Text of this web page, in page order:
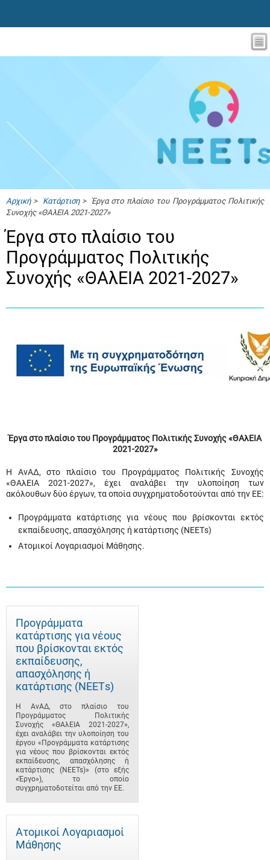
Αρχική> Κατάρτιση> Έργα στο πλαίσιο του Προγράμματος Πολιτικής
Συνοχής «ΘΑλΕΙΑ 2021-2027»
Έργα στο πλαίσιο του
Προγράμματος Πολιτικής
Συνοχής «ΘΑλΕΙΑ 2021-2027»
Έργα στο πλαίσιο του Προγράμματος Πολιτικής Συνοχής «ΘΑλΕΙΑ
2021-2027»
Η ΑνΑΔ, στο πλαίσιο του Προγράμματος Πολιτικής Συνοχής
«ΘΑλΕΙΑ 2021-2027», έχει αναλάβει την υλοποίηση των
ακόλουθων δύο έργων, τα οποία συγχρηματοδοτούνται από την ΕΕ:
Προγράμματα κατάρτισης για νέους που βρίσκονται εκτός
εκπαίδευσης, απασχόλησης ή κατάρτισης (ΝΕΕΤs)
Ατομικοί Λογαριασμοί Μάθησης.
Προγράμματα
κατάρτισης για νέους
που βρίσκονται εκτός
εκπαίδευσης,
απασχόλησης ή
κατάρτισης (ΝΕΕΤs)
Η ΑνΑΔ, στο πλαίσιο του
Προγράμματος Πολιτικής
Συνοχής «ΘΑλΕΙΑ 2021-2027»,
έχει αναλάβει την υλοποίηση του
έργου «Προγράμματα κατάρτισης
για νέους που βρίσκονται εκτός
εκπαίδευσης, απασχόλησης ή
κατάρτισης (NEETs)» (στο εξής
«Έργο»), το οποίο
συγχρηματοδοτείται από την ΕΕ.
Ατομικοί Λογαριασμοί
Μάθησης